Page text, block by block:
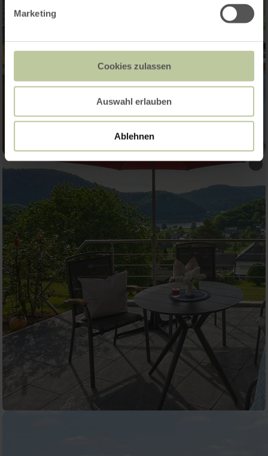
Marketing
Cookies zulassen
Auswahl erlauben
Ablehnen